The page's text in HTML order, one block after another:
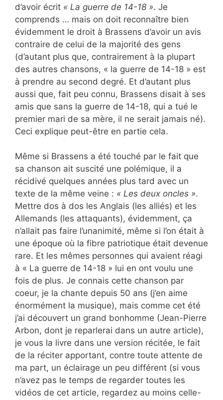
d’avoir écrit « La guerre de 14-18 ». Je
comprends … mais on doit reconnaître bien
évidemment le droit à Brassens d’avoir un avis
contraire de celui de la majorité des gens
(d’autant plus que, contrairement à la plupart
des autres chansons, « la guerre de 14-18 » est
à prendre au second degré. Et d’autant plus
aussi que, fait peu connu, Brassens disait à ses
amis que sans la guerre de 14-18, qui a tué le
premier mari de sa mère, il ne serait jamais né).
Ceci explique peut-être en partie cela.
Même si Brassens a été touché par le fait que
sa chanson ait suscité une polémique, il a
récidivé quelques années plus tard avec un
texte de la même veine : « Les deux oncles ».
Mettre dos à dos les Anglais (les alliés) et les
Allemands (les attaquants), évidemment, ça
n’allait pas faire l’unanimité, même si l’on était à
une époque où la fibre patriotique était devenue
rare. Et les mêmes personnes qui avaient réagi
à « La guerre de 14-18 » lui en ont voulu une
fois de plus. Je connais cette chanson par
coeur, je la chante depuis 50 ans (j’en aime
énormément la musique), mais comme cet été
j’ai découvert un grand bonhomme (Jean-Pierre
Arbon, dont je reparlerai dans un autre article),
je vous la livre dans une version récitée, le fait
de la réciter apportant, contre toute attente de
ma part, un éclairage un peu différent (si vous
n’avez pas le temps de regarder toutes les
vidéos de cet article, regardez au moins celle-